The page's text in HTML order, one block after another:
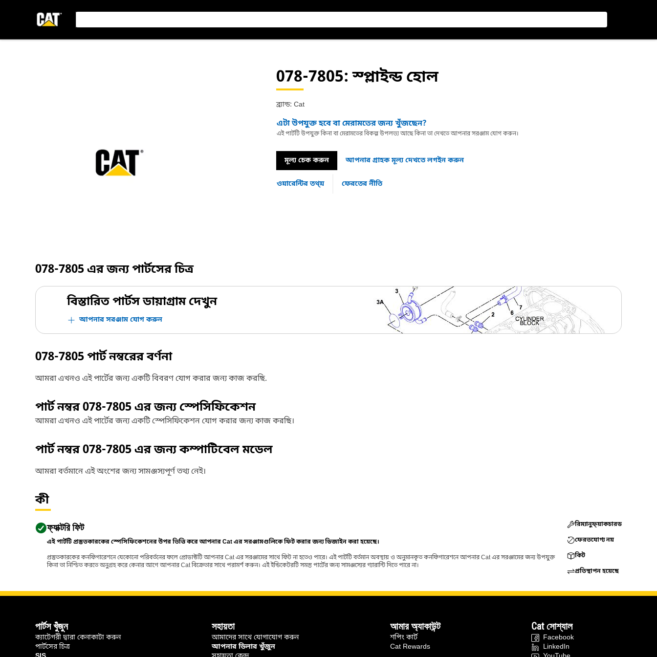
078-7805: স্প্লাইন্ড হোল
ব্র্যান্ড: Cat
এটা উপযুক্ত হবে বা মেরামতের জন্য খুঁজছেন?
এই পার্টটি উপযুক্ত কিনা বা মেরামতের বিকল্প উপলভ্য আছে কিনা তা দেখতে আপনার সরঞ্জাম যোগ করুন।
মূল্য চেক করুন আপনার গ্রাহক মূল্য দেখতে লগইন করুন
ওয়ারেন্টির তথ্য় ফেরতের নীতি
078-7805এর জন্য পার্টসের চিত্র
বিস্তারিত পার্টস ডায়াগ্রাম দেখুন
আপনার সরঞ্জাম যোগ করুন
078-7805পার্ট নম্বরের বর্ণনা
আমরা এখনও এই পার্টের জন্য একটি বিবরণ যোগ করার জন্য কাজ করছি.
পার্ট নম্বর078-7805এর জন্য স্পেসিফিকেশন
আমরা এখনও এই পার্টের জন্য একটি স্পেসিফিকেশন যোগ করার জন্য কাজ করছি।
পার্ট নম্বর078-7805এর জন্য কম্পাটিবেল মডেল
আমরা বর্তমানে এই অংশের জন্য সামঞ্জস্যপূর্ণ তথ্য নেই।
কী
ফ্যাক্টরি ফিট
এই পার্টটি প্রস্তুতকারকের স্পেসিফিকেশনের উপর ভিত্তি করে আপনার Cat এর সরঞ্জামগুলিকে ফিট করার জন্য ডিজাইন করা হয়েছে।
প্রস্তুতকারকের কনফিগারেশনে যেকোনো পরিবর্তনের ফলে প্রোডাক্টটি আপনার Cat এর সরঞ্জামের সাথে ফিট না হতেও পারে। এই পার্টটি বর্তমান অবস্থায় ও অনুমানকৃত কনফিগারেশনে আপনার Cat এর সরঞ্জামের জন্য উপযুক্ত
কিনা তা নিশ্চিত করতে অনুগ্রহ করে কেনার আগে আপনার Cat বিক্রেতার সাথে পরামর্শ করুন। এই ইন্ডিকেটরটি সমস্ত পার্টের জন্য সামঞ্জস্যের গ্যারান্টি দিতে পারে না।
রিম্যানুফ্য়াকচারড
ফেরতযোগ্য নয়
কিট
প্রতিস্থাপন হয়েছে
পার্টস খুঁজুন
ক্যাটেগরী দ্বারা কেনাকাটা করুন
পার্টসের চিত্র
সহায়তা
আমাদের সাথে যোগাযোগ করুন
আপনার ডিলার খুঁজুন
আমার অ্যাকাউন্ট
শপিং কার্ট
Cat Rewards
Cat সোশ্যাল
Facebook
LinkedIn